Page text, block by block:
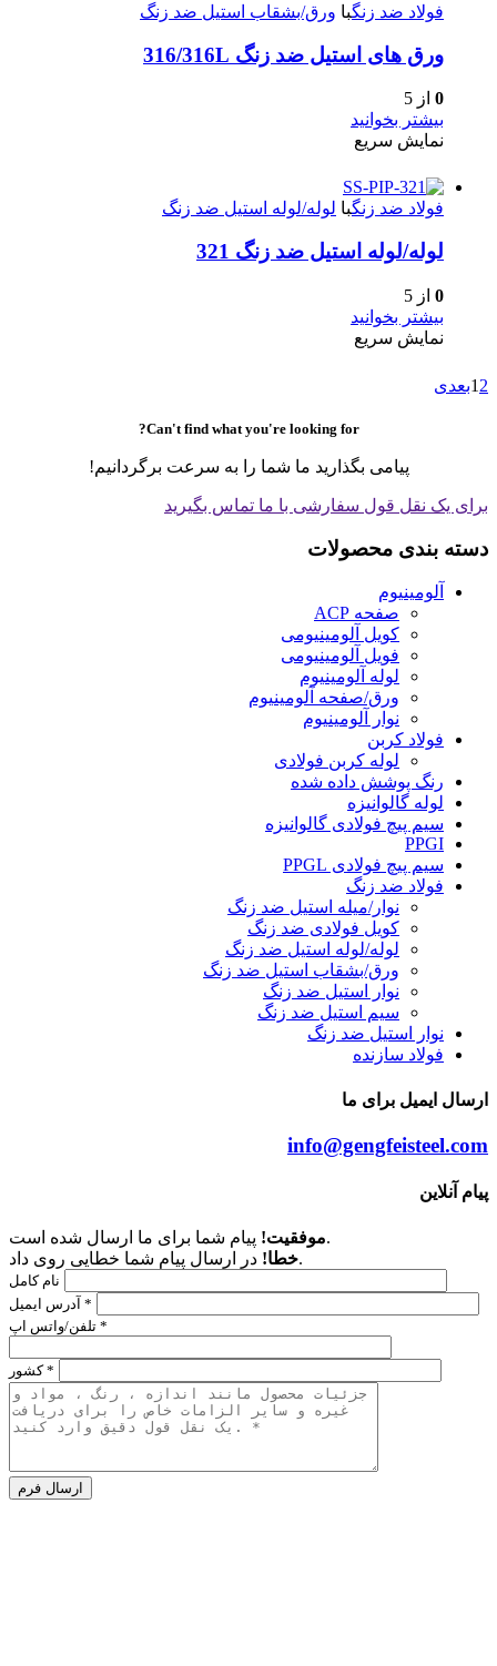
فولاد ضد زنگبا ورق/بشقاب استیل ضد زنگ
ورق های استیل ضد زنگ 316/316L
0 از 5
بیشتر بخوانید
نمایش سریع
فولاد ضد زنگبا لوله/لوله استیل ضد زنگ
لوله/لوله استیل ضد زنگ 321
0 از 5
بیشتر بخوانید
نمایش سریع
1 2 بعدی
Can't find what you're looking for?
پیامی بگذارید ما شما را به سرعت برگردانیم!
برای یک نقل قول سفارشی با ما تماس بگیرید
دسته بندی محصولات
آلومینیوم
صفحه ACP
کویل آلومینیومی
فویل آلومینیومی
لوله آلومینیوم
ورق/صفحه آلومینیوم
نوار آلومینیوم
فولاد کربن
لوله کربن فولادی
رنگ پوشش داده شده
لوله گالوانیزه
سیم پیچ فولادی گالوانیزه
PPGI
سیم پیچ فولادی PPGL
فولاد ضد زنگ
نوار/میله استیل ضد زنگ
کویل فولادی ضد زنگ
لوله/لوله استیل ضد زنگ
ورق/بشقاب استیل ضد زنگ
نوار استیل ضد زنگ
سیم استیل ضد زنگ
نوار استیل ضد زنگ
فولاد سازنده
ارسال ایمیل برای ما
info@gengfeisteel.com
پیام آنلاین
موفقیت!پیام شما برای ما ارسال شده است.
خطا!در ارسال پیام شما خطایی روی داد.
نام کامل
آدرس ایمیل *
تلفن/واتس اپ *
کشور *